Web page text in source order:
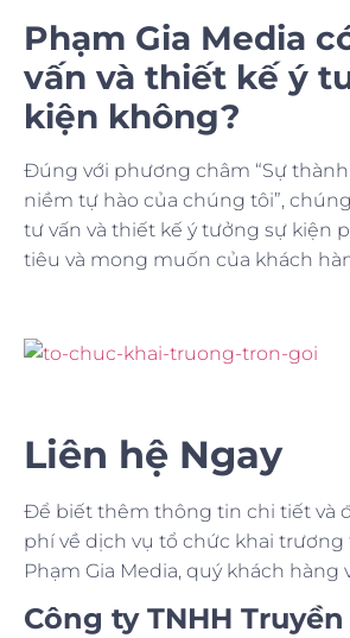
Phạm Gia Media
vấn và thiết kế ý
kiện không?
Đúng với phương châm “Sự
niềm tự hào của chúng tôi”,
tư vấn và thiết kế ý tưởng sự kiện
tiêu và mong muốn của khách
Liên hệ Ngay
Để biết thêm thông tin chi tiết và
phí về dịch vụ tổ chức khai trương
Phạm Gia Media, quý khách hàng
Công ty TNHH